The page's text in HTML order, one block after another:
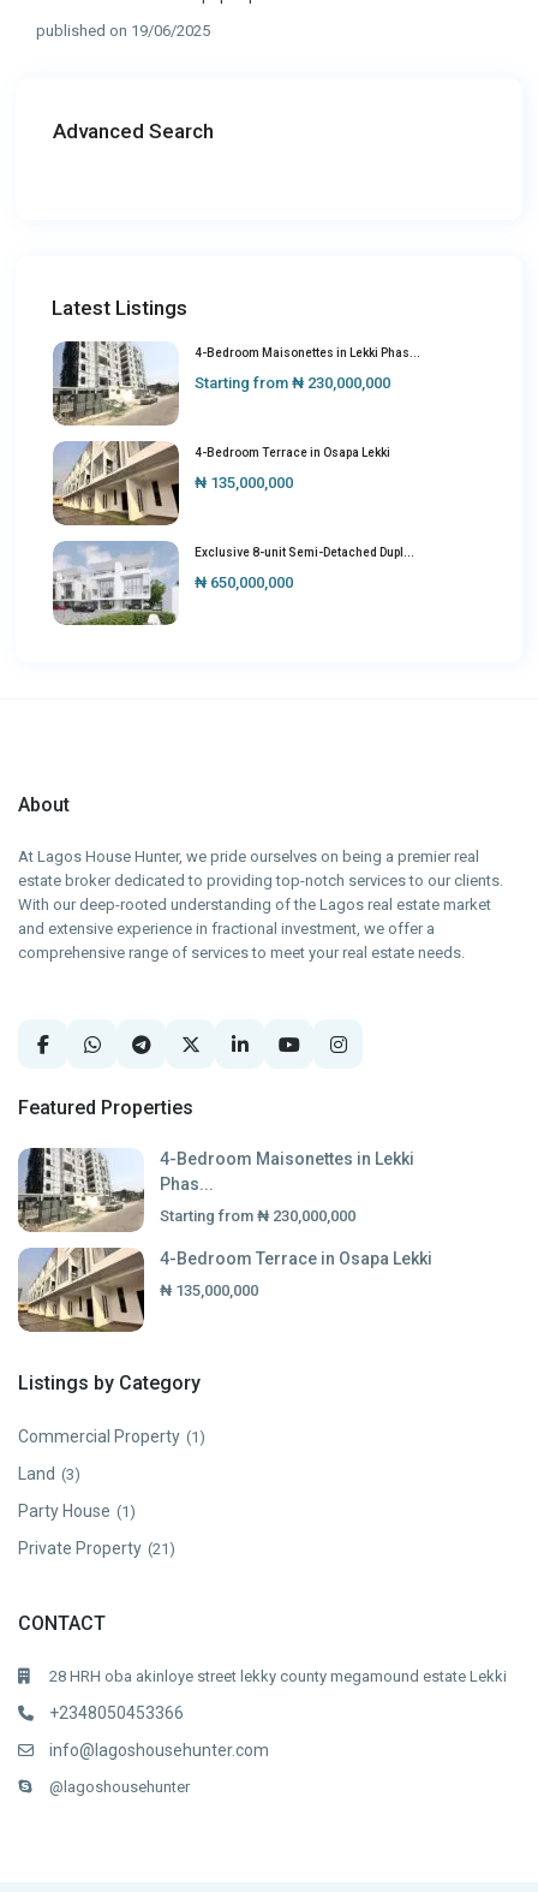
published on 19/06/2025
Advanced Search
Latest Listings
4-Bedroom Maisonettes in Lekki Phas...
Starting from ₦ 230,000,000
4-Bedroom Terrace in Osapa Lekki
₦ 135,000,000
Exclusive 8-unit Semi-Detached Dupl...
₦ 650,000,000
About
At Lagos House Hunter, we pride ourselves on being a premier real
estate broker dedicated to providing top-notch services to our clients.
With our deep-rooted understanding of the Lagos real estate market
and extensive experience in fractional investment, we offer a
comprehensive range of services to meet your real estate needs.
Featured Properties
4-Bedroom Maisonettes in Lekki
Phas...
Starting from ₦ 230,000,000
4-Bedroom Terrace in Osapa Lekki
₦ 135,000,000
Listings by Category
Commercial Property (1)
Land (3)
Party House (1)
Private Property (21)
CONTACT
28 HRH oba akinloye street lekky county megamound estate Lekki
+2348050453366
info@lagoshousehunter.com
@lagoshousehunter